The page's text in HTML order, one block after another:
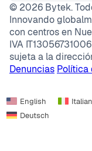
© 2026 Bytek.
Innovando
con centros en
IVA
sujeta a la
Denuncias Política
English
Deutsch